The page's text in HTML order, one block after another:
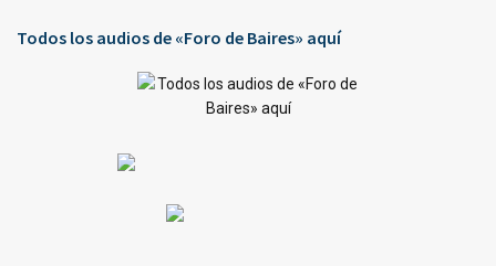
Todos los audios de «Foro de Baires» aquí